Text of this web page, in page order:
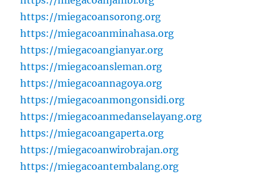
https://miegacoansorong.org
https://miegacoanminahasa.org
https://miegacoangianyar.org
https://miegacoansleman.org
https://miegacoannagoya.org
https://miegacoanmongonsidi.org
https://miegacoanmedanselayang.org
https://miegacoangaperta.org
https://miegacoanwirobrajan.org
https://miegacoantembalang.org